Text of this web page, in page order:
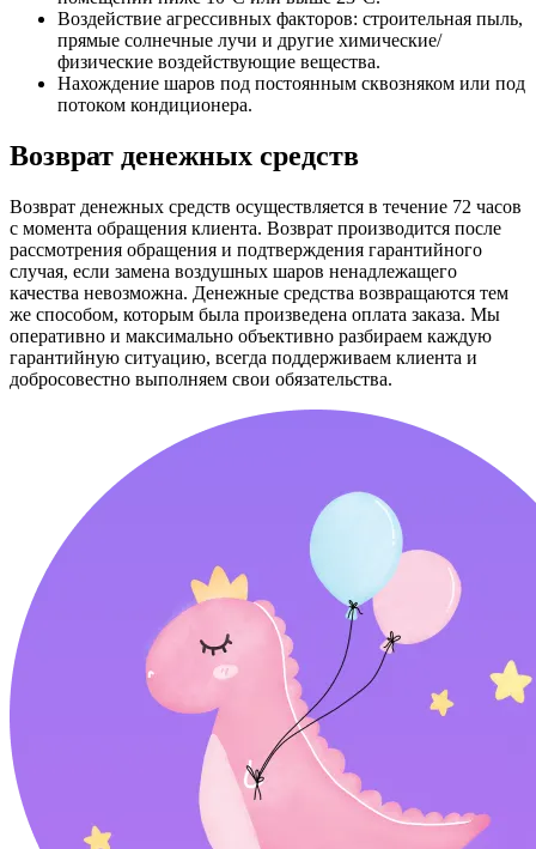
Воздействие агрессивных факторов: строительная пыль,
прямые солнечные лучи и другие химические/
физические воздействующие вещества.
Нахождение шаров под постоянным сквозняком или под
потоком кондиционера.
Возврат денежных средств
Возврат денежных средств осуществляется в течение 72 часов
с момента обращения клиента. Возврат производится после
рассмотрения обращения и подтверждения гарантийного
случая, если замена воздушных шаров ненадлежащего
качества невозможна. Денежные средства возвращаются тем
же способом, которым была произведена оплата заказа. Мы
оперативно и максимально объективно разбираем каждую
гарантийную ситуацию, всегда поддерживаем клиента и
добросовестно выполняем свои обязательства.